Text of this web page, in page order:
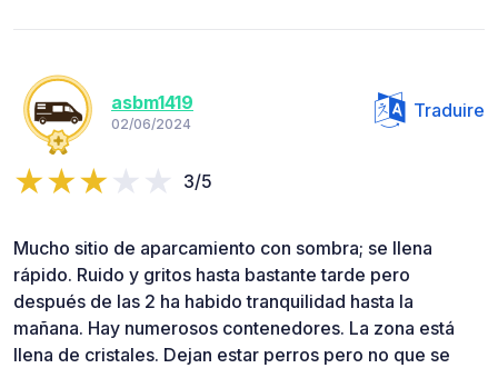
asbm1419
02/06/2024
Traduire
3/5
Mucho sitio de aparcamiento con sombra; se llena
rápido. Ruido y gritos hasta bastante tarde pero
después de las 2 ha habido tranquilidad hasta la
mañana. Hay numerosos contenedores. La zona está
llena de cristales. Dejan estar perros pero no que se